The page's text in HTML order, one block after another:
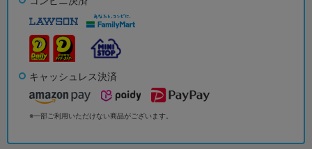
キャッシュレス決済
※一部ご利用いただけない商品がございます。